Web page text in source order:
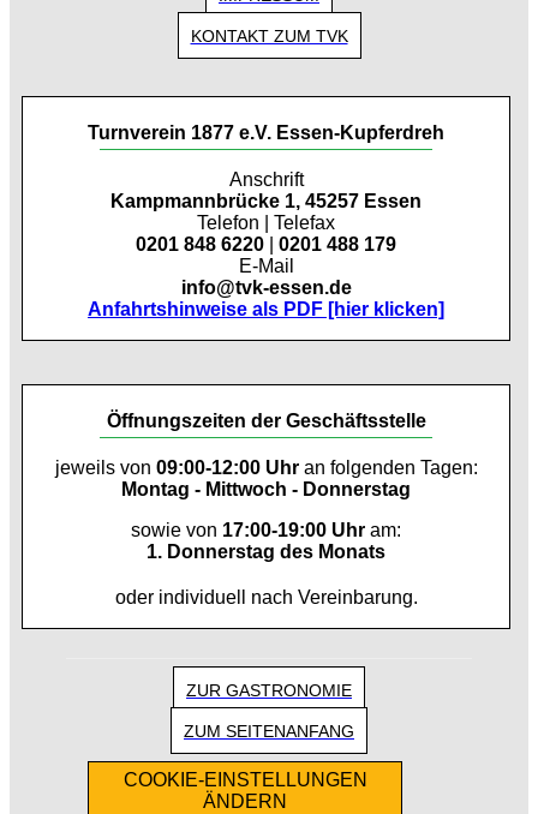
KONTAKT ZUM TVK
Turnverein 1877 e.V. Essen-Kupferdreh
Anschrift
Kampmannbrücke 1, 45257 Essen
Telefon | Telefax
0201 848 6220
0201 488 179
E-Mail
info@tvk-essen.de
Anfahrtshinweise als PDF [hier klicken]
Öffnungszeiten der Geschäftsstelle
jeweils von 09:00-12:00 Uhran folgenden Tagen:
Montag - Mittwoch - Donnerstag
sowie von 17:00-19:00 Uhr am:
1. Donnerstag des Monats
oder individuell nach Vereinbarung.
ZUR GASTRONOMIE
ZUM SEITENANFANG
COOKIE-EINSTELLUNGEN
ÄNDERN